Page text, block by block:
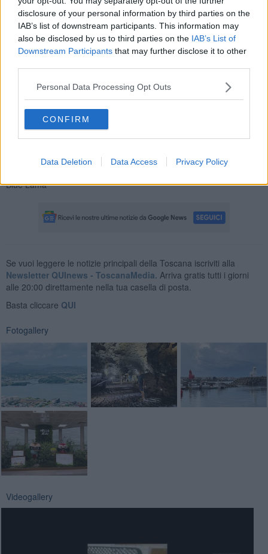
disclosure of your personal information by third parties on the
IAB’s list of downstream participants. This information may
also be disclosed by us to third parties on the IAB’s List of
Downstream Participants that may further disclose it to other
Personal Data Processing Opt Outs
CONFIRM
Data Deletion Data Access Privacy Policy
Blue Lama
Se vuoi leggere le notizie principali della Toscana iscriviti alla
Newsletter QUInews - ToscanaMedia. Arriva gratis tutti i giorni
alle 20:00 direttamente nella tua casella di posta.
Basta cliccare QUI
Fotogallery
Videogallery